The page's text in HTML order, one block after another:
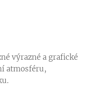
výrazné a grafické
atmosféru,